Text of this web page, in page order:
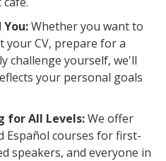
You:Whether you want to
your CV, prepare for a
challenge yourself, we'll
your personal goals
for All Levels:We offer
Español courses for first-
speakers, and everyone in